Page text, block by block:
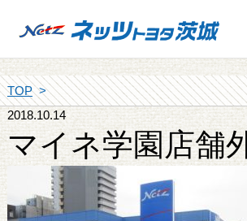
TOP
2018.10.14
マイネ学園店舗